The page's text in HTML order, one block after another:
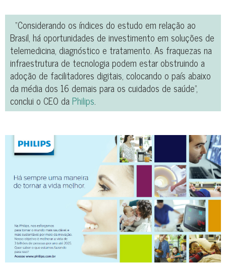
“Considerando os índices do estudo em relação ao
Brasil, há oportunidades de investimento em soluções de
telemedicina, diagnóstico e tratamento. As fraquezas na
infraestrutura de tecnologia podem estar obstruindo a
adoção de facilitadores digitais, colocando o país abaixo
da média dos 16 demais para os cuidados de saúde”,
conclui o CEO da Philips.